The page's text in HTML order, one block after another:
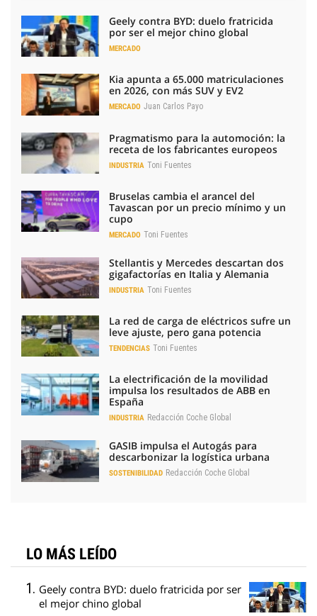
Geely contra BYD: duelo fratricida
por ser el mejor chino global
MERCADO
Kia apunta a 65.000 matriculaciones
en 2026, con más SUV y EV2
MERCADO Juan Carlos Payo
Pragmatismo para la automoción: la
receta de los fabricantes europeos
INDUSTRIA Toni Fuentes
Bruselas cambia el arancel del
Tavascan por un precio mínimo y un
cupo
MERCADO Toni Fuentes
Stellantis y Mercedes descartan dos
gigafactorías en Italia y Alemania
INDUSTRIA Toni Fuentes
La red de carga de eléctricos sufre un
leve ajuste, pero gana potencia
TENDENCIAS Toni Fuentes
La electrificación de la movilidad
impulsa los resultados de ABB en
España
INDUSTRIA Redacción Coche Global
GASIB impulsa el Autogás para
descarbonizar la logística urbana
SOSTENIBILIDAD Redacción Coche Global
LO MÁS LEÍDO
Geely contra BYD: duelo fratricida por ser
el mejor chino global